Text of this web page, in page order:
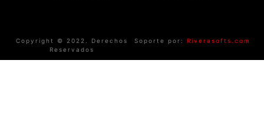
Copyright © 2022. Derechos
Reservados
Soporte por: Riverasofts.com